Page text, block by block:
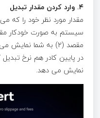
۴. وارد کردن مقدار تبدیل
سیستم به صورت خودکار
مقصد (2) به شما نمایش می‌دهد.
در پایین کادر هم نرخ تبدیل
نمایش می دهد.